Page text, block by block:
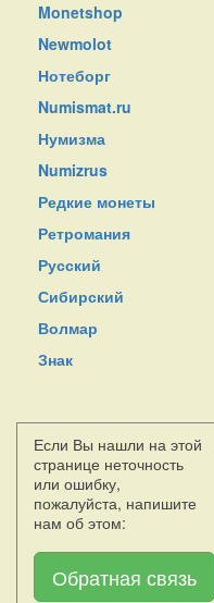
Monetshop
Newmolot
Нотеборг
Numismat.ru
Нумизма
Numizrus
Редкие монеты
Ретромания
Русский
Сибирский
Волмар
Знак
Если Вы нашли на этой
странице неточность
или ошибку,
пожалуйста, напишите
нам об этом:
Обратная связь